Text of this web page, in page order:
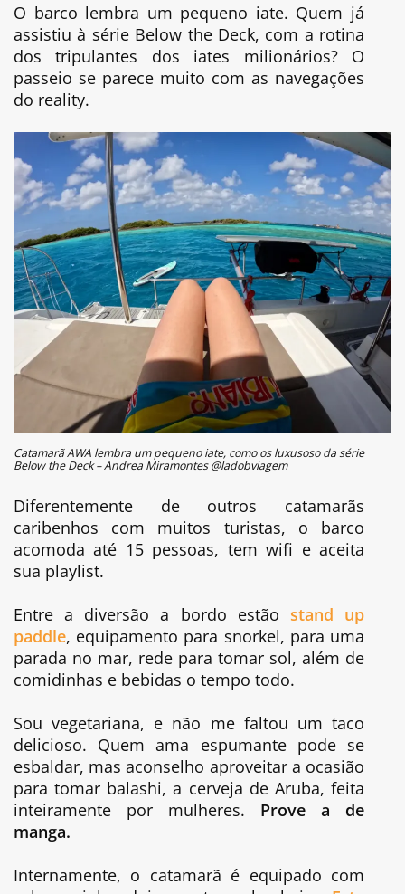
O barco lembra um pequeno iate. Quem já
assistiu à série Below the Deck, com a rotina
dos tripulantes dos iates milionários? O
passeio se parece muito com as navegações
do reality.
Catamarã AWA lembra um pequeno iate, como os luxusoso da série
Below the Deck – Andrea Miramontes @ladobviagem
Diferentemente de outros catamarãs
caribenhos com muitos turistas, o barco
acomoda até 15 pessoas, tem wifi e aceita
sua playlist.
Entre a diversão a bordo estão stand up
paddle, equipamento para snorkel, para uma
parada no mar, rede para tomar sol, além de
comidinhas e bebidas o tempo todo.
Sou vegetariana, e não me faltou um taco
delicioso. Quem ama espumante pode se
esbaldar, mas aconselho aproveitar a ocasião
para tomar balashi, a cerveja de Aruba, feita
inteiramente por mulheres. Prove a de
manga.
Internamente, o catamarã é equipado com